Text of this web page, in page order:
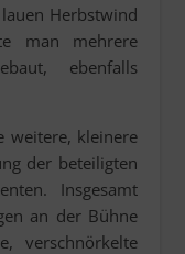
Herbstwind
man mehrere
ebenfalls
weitere, kleinere
der beteiligten
Insgesamt
an der Bühne
verschnörkelte